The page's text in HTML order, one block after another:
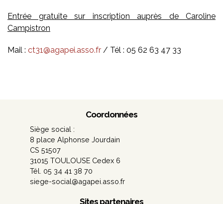
Entrée gratuite sur inscription auprès de Caroline
Campistron
Mail : ct31@agapei.asso.fr / Tél : 05 62 63 47 33
Coordonnées
Siège social :
8 place Alphonse Jourdain
CS 51507
31015 TOULOUSE Cedex 6
Tél. 05 34 41 38 70
siege-social@agapei.asso.fr
Sites partenaires